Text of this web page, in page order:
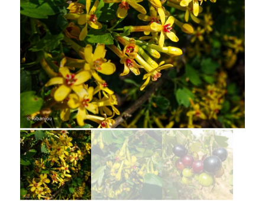
Afficher l'image plus grande